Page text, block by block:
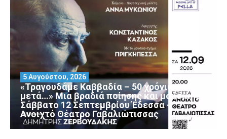
«Τραγουδάμε Καββαδία – 50 χρόνια
μετά…» Μια βραδιά ποίησης και μουσικής
Σάββατο 12 Σεπτεμβρίου Έδεσσα –
Ανοιχτό Θέατρο Γαβαλιώτισσας
5 Αυγούστου, 2026